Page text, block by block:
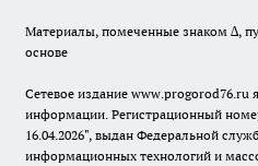
Материалы, помеченные знаком ∆,
основе
Сетевое издание www.progorod76.ru
информации. Регистрационный
16.04.2026", выдан Федеральной
информационных технологий и